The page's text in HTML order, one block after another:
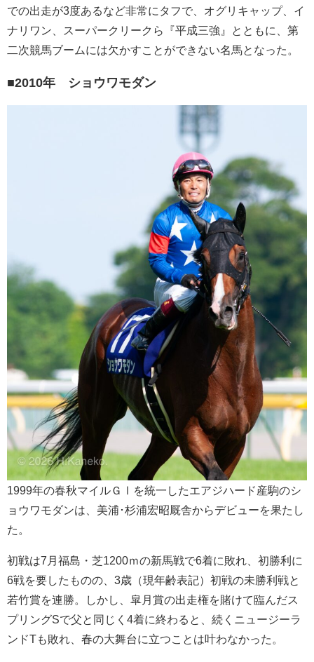
での出走が3度あるなど非常にタフで、オグリキャップ、イ
ナリワン、スーパークリークら『平成三強』とともに、第
二次競馬ブームには欠かすことができない名馬となった。
■2010年 ショウワモダン
1999年の春秋マイルＧⅠを統一したエアジハード産駒のシ
ョウワモダンは、美浦･杉浦宏昭厩舎からデビューを果たし
た。
初戦は7月福島・芝1200ｍの新馬戦で6着に敗れ、初勝利に
6戦を要したものの、3歳（現年齢表記）初戦の未勝利戦と
若竹賞を連勝。しかし、皐月賞の出走権を賭けて臨んだス
プリングSで父と同じく4着に終わると、続くニュージーラ
ンドTも敗れ、春の大舞台に立つことは叶わなかった。